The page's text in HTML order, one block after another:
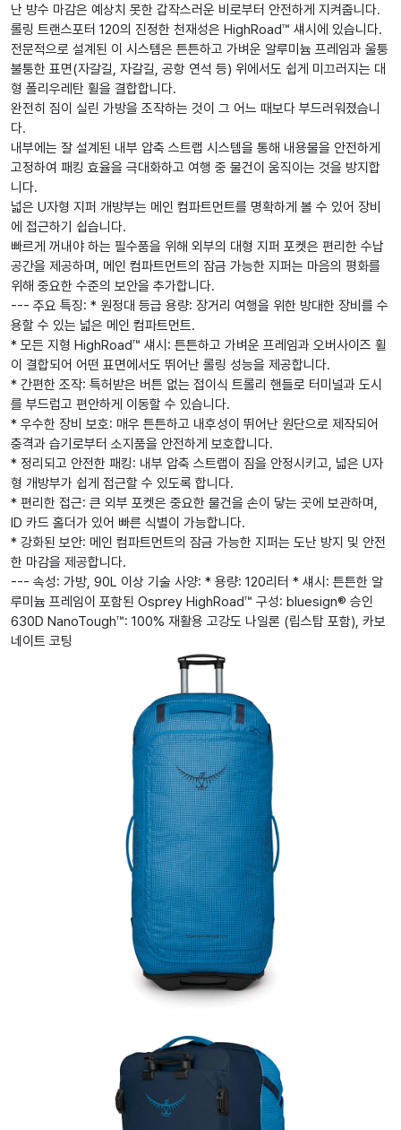
난 방수 마감은 예상치 못한 갑작스러운 비로부터 안전하게 지켜줍니다.
롤링 트랜스포터 120의 진정한 천재성은 HighRoad™ 섀시에 있습니다.
전문적으로 설계된 이 시스템은 튼튼하고 가벼운 알루미늄 프레임과 울퉁
불퉁한 표면(자갈길, 자갈길, 공항 연석 등) 위에서도 쉽게 미끄러지는 대
형 폴리우레탄 휠을 결합합니다.
완전히 짐이 실린 가방을 조작하는 것이 그 어느 때보다 부드러워졌습니
다.
내부에는 잘 설계된 내부 압축 스트랩 시스템을 통해 내용물을 안전하게
고정하여 패킹 효율을 극대화하고 여행 중 물건이 움직이는 것을 방지합
니다.
넓은 U자형 지퍼 개방부는 메인 컴파트먼트를 명확하게 볼 수 있어 장비
에 접근하기 쉽습니다.
빠르게 꺼내야 하는 필수품을 위해 외부의 대형 지퍼 포켓은 편리한 수납
공간을 제공하며, 메인 컴파트먼트의 잠금 가능한 지퍼는 마음의 평화를
위해 중요한 수준의 보안을 추가합니다.
--- 주요 특징: * 원정대 등급 용량: 장거리 여행을 위한 방대한 장비를 수
용할 수 있는 넓은 메인 컴파트먼트.
* 모든 지형 HighRoad™ 섀시: 튼튼하고 가벼운 프레임과 오버사이즈 휠
이 결합되어 어떤 표면에서도 뛰어난 롤링 성능을 제공합니다.
* 간편한 조작: 특허받은 버튼 없는 접이식 트롤리 핸들로 터미널과 도시
를 부드럽고 편안하게 이동할 수 있습니다.
* 우수한 장비 보호: 매우 튼튼하고 내후성이 뛰어난 원단으로 제작되어
충격과 습기로부터 소지품을 안전하게 보호합니다.
* 정리되고 안전한 패킹: 내부 압축 스트랩이 짐을 안정시키고, 넓은 U자
형 개방부가 쉽게 접근할 수 있도록 합니다.
* 편리한 접근: 큰 외부 포켓은 중요한 물건을 손이 닿는 곳에 보관하며,
ID 카드 홀더가 있어 빠른 식별이 가능합니다.
* 강화된 보안: 메인 컴파트먼트의 잠금 가능한 지퍼는 도난 방지 및 안전
한 마감을 제공합니다.
--- 속성: 가방, 90L 이상 기술 사양: * 용량: 120리터 * 섀시: 튼튼한 알
루미늄 프레임이 포함된 Osprey HighRoad™ 구성: bluesign® 승인
630D NanoTough™: 100% 재활용 고강도 나일론 (립스탑 포함), 카보
네이트 코팅